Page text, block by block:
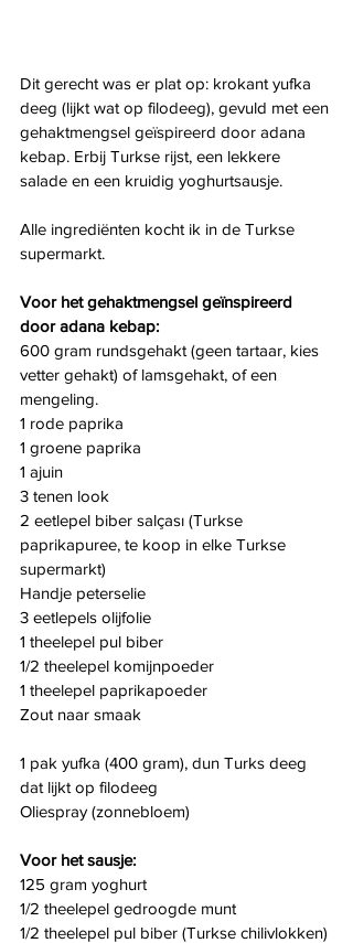
Dit gerecht was er plat op: krokant yufka
deeg (lijkt wat op filodeeg), gevuld met een
gehaktmengsel geïspireerd door adana
kebap. Erbij Turkse rijst, een lekkere
salade en een kruidig yoghurtsausje.
Alle ingrediënten kocht ik in de Turkse
supermarkt.
Voor het gehaktmengsel geïnspireerd
door adana kebap:
600 gram rundsgehakt (geen tartaar, kies
vetter gehakt) of lamsgehakt, of een
mengeling.
1 rode paprika
1 groene paprika
1 ajuin
3 tenen look
2 eetlepel biber salçası (Turkse
paprikapuree, te koop in elke Turkse
supermarkt)
Handje peterselie
3 eetlepels olijfolie
1 theelepel pul biber
1/2 theelepel komijnpoeder
1 theelepel paprikapoeder
Zout naar smaak
1 pak yufka (400 gram), dun Turks deeg
dat lijkt op filodeeg
Oliespray (zonnebloem)
Voor het sausje:
125 gram yoghurt
1/2 theelepel gedroogde munt
1/2 theelepel pul biber (Turkse chilivlokken)